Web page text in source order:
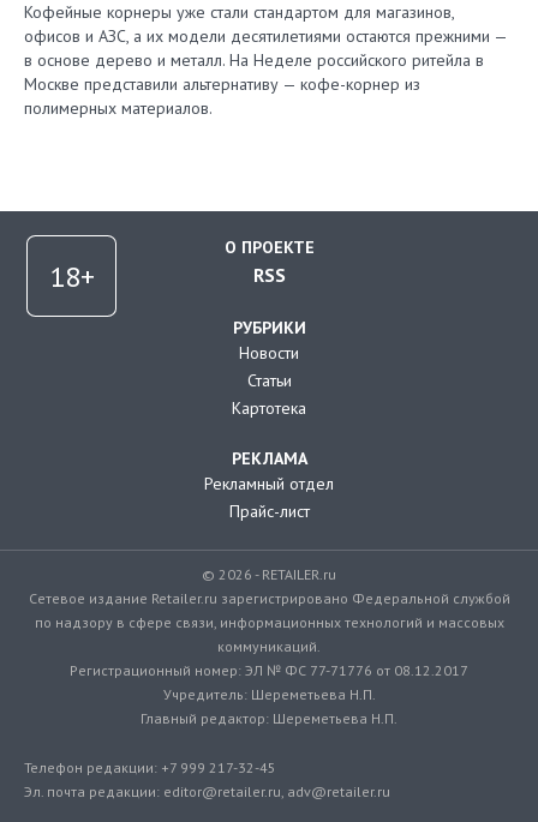
Кофейные корнеры уже стали стандартом для магазинов,
офисов и АЗС, а их модели десятилетиями остаются прежними —
в основе дерево и металл. На Неделе российского ритейла в
Москве представили альтернативу — кофе-корнер из
полимерных материалов.
О ПРОЕКТЕ
RSS
РУБРИКИ
Новости
Статьи
Картотека
РЕКЛАМА
Рекламный отдел
Прайс-лист
© 2026 - RETAILER.ru
Сетевое издание Retailer.ru зарегистрировано Федеральной службой
по надзору в сфере связи, информационных технологий и массовых
коммуникаций.
Регистрационный номер: ЭЛ № ФС 77-71776 от 08.12.2017
Учредитель: Шереметьева Н.П.
Главный редактор: Шереметьева Н.П.
Телефон редакции: +7 999 217-32-45
Эл. почта редакции: editor@retailer.ru, adv@retailer.ru